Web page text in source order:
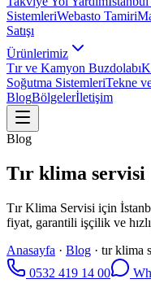
SistemleriWebasto Tamiri
Satışı
Ürünlerimiz
Tır ve Kamyon Buzdolabı
Soğutma SistemleriTekne
BlogBölgelerİletişim
Blog
Tır klima servisi
Tır Klima Servisi için
fiyat, garantili işçilik ve
Anasayfa · Blog · tır klima
0532 419 14 00